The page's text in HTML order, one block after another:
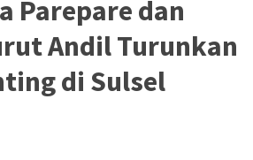
Parepare dan
Andil Turunkan
di Sulsel